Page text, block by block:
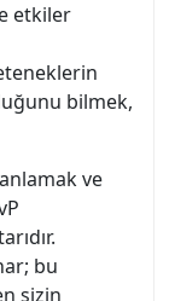
etkiler
bilmek,
ve
bu
sizin